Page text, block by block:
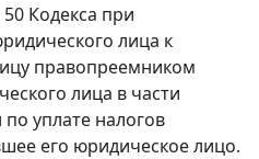
50 Кодекса при
лица к
правопреемником
лица в части
уплате налогов
его юридическое лицо.